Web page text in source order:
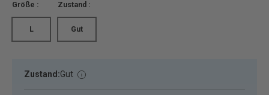
Größe :
L
Zustand :
Gut
Zustand:Gut